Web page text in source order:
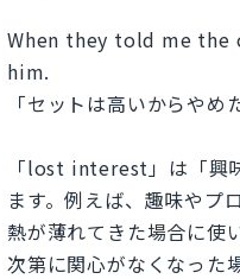
When they told me
him.
「セットは高いからやめ
「lost interest」は「興
ます。例えば、趣味やプ
熱が薄れてきた場合に使
次第に関心がなくなった